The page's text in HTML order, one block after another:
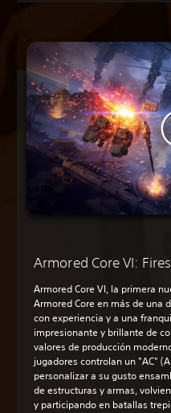
Armored Core VI:
Armored Core VI, la primera
Armored Core en más de una
con experiencia y a una
impresionante y brillante de
valores de producción
jugadores controlan un "AC"
personalizar a su gusto
de estructuras y armas,
y participando en batallas